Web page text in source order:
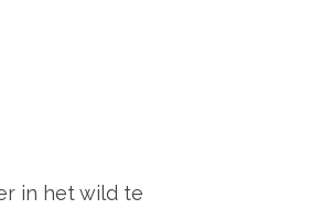
in het wild te